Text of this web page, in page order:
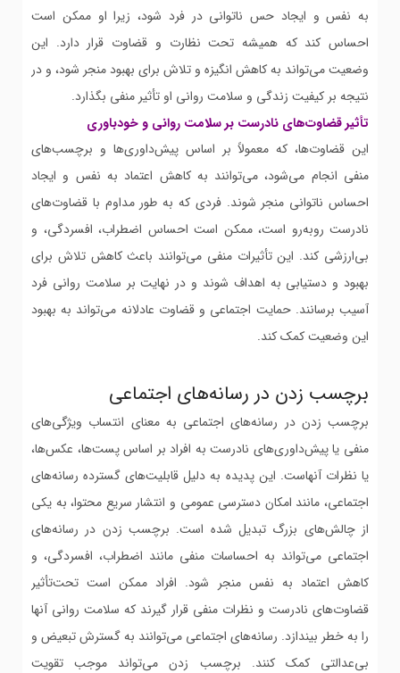
به نفس و ایجاد حس ناتوانی در فرد شود، زیرا او ممکن است
احساس کند که همیشه تحت نظارت و قضاوت قرار دارد. این
وضعیت می‌تواند به کاهش انگیزه و تلاش برای بهبود منجر شود، و در
نتیجه بر کیفیت زندگی و سلامت روانی او تأثیر منفی بگذارد.
تأثیر قضاوت‌های نادرست بر سلامت روانی و خودباوری
این قضاوت‌ها، که معمولاً بر اساس پیش‌داوری‌ها و برچسب‌های
منفی انجام می‌شود، می‌توانند به کاهش اعتماد به نفس و ایجاد
احساس ناتوانی منجر شوند. فردی که به طور مداوم با قضاوت‌های
نادرست روبه‌رو است، ممکن است احساس اضطراب، افسردگی، و
بی‌ارزشی کند. این تأثیرات منفی می‌توانند باعث کاهش تلاش برای
بهبود و دستیابی به اهداف شوند و در نهایت بر سلامت روانی فرد
آسیب برسانند. حمایت اجتماعی و قضاوت عادلانه می‌تواند به بهبود
این وضعیت کمک کند.
برچسب زدن در رسانه‌های اجتماعی
برچسب زدن در رسانه‌های اجتماعی به معنای انتساب ویژگی‌های
منفی یا پیش‌داوری‌های نادرست به افراد بر اساس پست‌ها، عکس‌ها،
یا نظرات آنهاست. این پدیده به دلیل قابلیت‌های گسترده رسانه‌های
اجتماعی، مانند امکان دسترسی عمومی و انتشار سریع محتوا، به یکی
از چالش‌های بزرگ تبدیل شده است. برچسب زدن در رسانه‌های
اجتماعی می‌تواند به احساسات منفی مانند اضطراب، افسردگی، و
کاهش اعتماد به نفس منجر شود. افراد ممکن است تحت‌تأثیر
قضاوت‌های نادرست و نظرات منفی قرار گیرند که سلامت روانی آنها
را به خطر بیندازد. رسانه‌های اجتماعی می‌توانند به گسترش تبعیض و
بی‌عدالتی کمک کنند. برچسب زدن می‌تواند موجب تقویت